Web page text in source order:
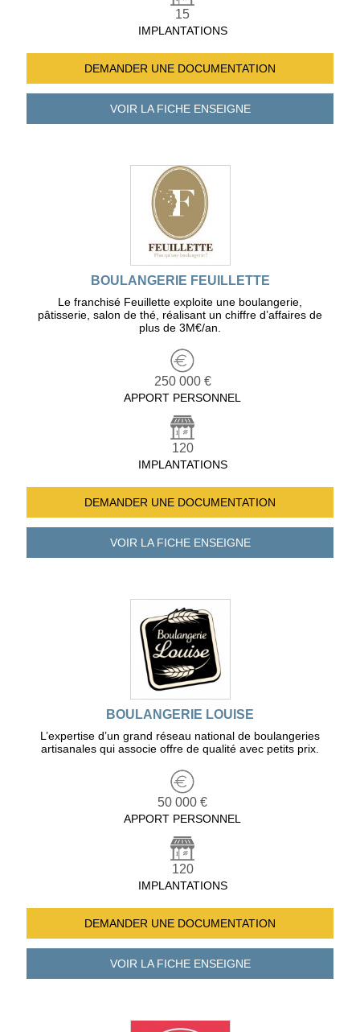
15
IMPLANTATIONS
DEMANDER UNE DOCUMENTATION
VOIR LA FICHEENSEIGNE
BOULANGERIE FEUILLETTE
Le franchisé Feuillette exploite une boulangerie,
pâtisserie, salon de thé, réalisant un chiffre d’affaires de
plus de 3M€/an.
250 000 €
APPORT PERSONNEL
120
IMPLANTATIONS
DEMANDER UNE DOCUMENTATION
VOIR LA FICHEENSEIGNE
BOULANGERIE LOUISE
L’expertise d’un grand réseau national de boulangeries
artisanales qui associe offre de qualité avec petits prix.
50 000 €
APPORT PERSONNEL
120
IMPLANTATIONS
DEMANDER UNE DOCUMENTATION
VOIR LA FICHEENSEIGNE